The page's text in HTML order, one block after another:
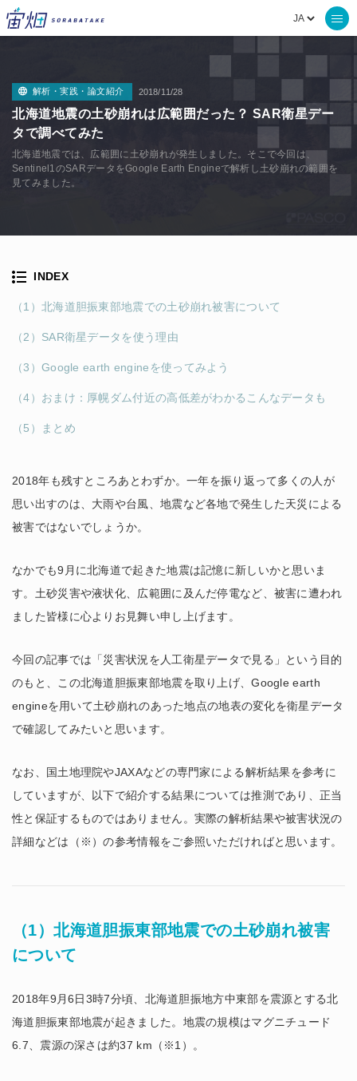
解析・実践・論文紹介 2018/11/28
北海道地震の土砂崩れは広範囲だった？ SAR衛星デー
タで調べてみた
北海道地震では、広範囲に土砂崩れが発生しました。そこで今回は、
Sentinel1のSARデータをGoogle Earth Engineで解析し土砂崩れの範囲を
見てみました。
2018年も残すところあとわずか。一年を振り返って多くの人が
思い出すのは、大雨や台風、地震など各地で発生した天災による
被害ではないでしょうか。
なかでも9月に北海道で起きた地震は記憶に新しいかと思いま
す。土砂災害や液状化、広範囲に及んだ停電など、被害に遭われ
ました皆様に心よりお見舞い申し上げます。
今回の記事では「災害状況を人工衛星データで見る」という目的
のもと、この北海道胆振東部地震を取り上げ、Google earth
engineを用いて土砂崩れのあった地点の地表の変化を衛星データ
で確認してみたいと思います。
なお、国土地理院やJAXAなどの専門家による解析結果を参考に
していますが、以下で紹介する結果については推測であり、正当
性と保証するものではありません。実際の解析結果や被害状況の
詳細などは（※）の参考情報をご参照いただければと思います。
（1）北海道胆振東部地震での土砂崩れ被害
について
2018年9月6日3時7分頃、北海道胆振地方中東部を震源とする北
海道胆振東部地震が起きました。地震の規模はマグニチュード
6.7、震源の深さは約37 km（※1）。
INDEX
（1）北海道胆振東部地震での土砂崩れ被害について
（2）SAR衛星データを使う理由
（3）Google earth engineを使ってみよう
（4）おまけ：厚幌ダム付近の高低差がわかるこんなデータも
（5）まとめ